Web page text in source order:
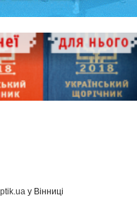
у Вінниці